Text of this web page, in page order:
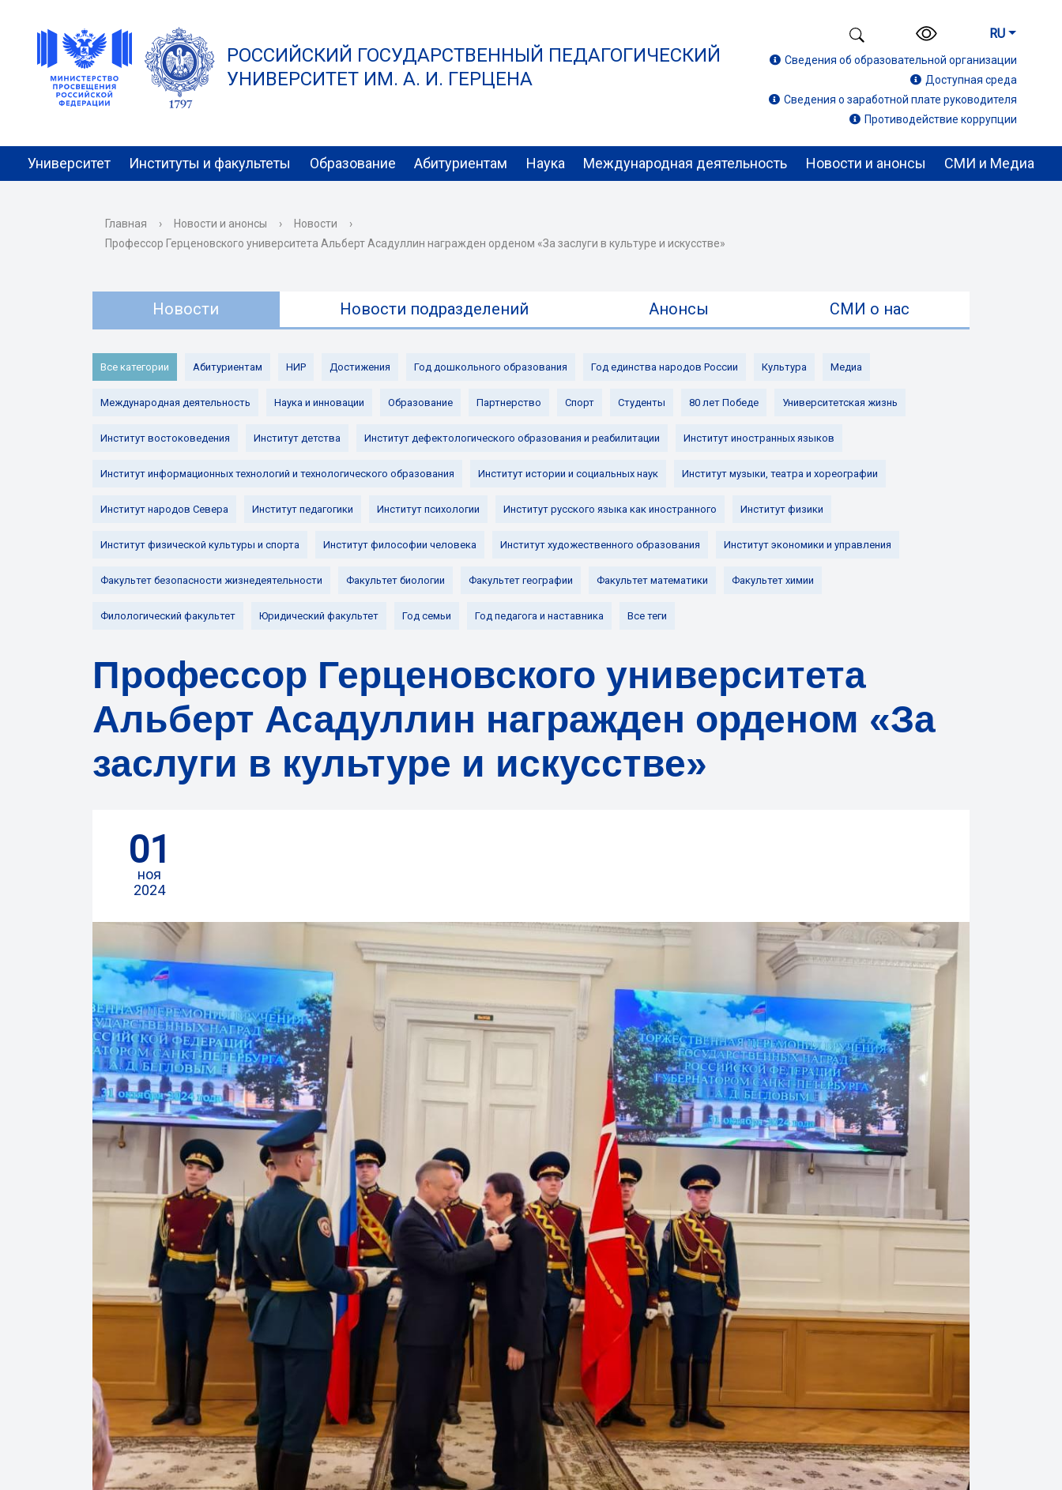
РОССИЙСКИЙ ГОСУДАРСТВЕННЫЙ ПЕДАГОГИЧЕСКИЙ
УНИВЕРСИТЕТ ИМ. А. И. ГЕРЦЕНА
RU
Сведения об образовательной организации
Доступная среда
Сведения о заработной плате руководителя
Противодействие коррупции
Университет Институты и факультеты Образование Абитуриентам Наука Международная деятельность Новости и анонсы СМИ и Медиа
Главная › Новости и анонсы › Новости
›
Профессор Герценовского университета Альберт Асадуллин награжден орденом «За заслуги в культуре и искусстве»
Новости Новости подразделений Анонсы СМИ о нас
Все категории Абитуриентам НИР Достижения Год дошкольного образования Год единства народов России Культура Медиа
Международная деятельность Наука и инновации Образование Партнерство Спорт Студенты 80 лет Победе Университетская жизнь
Институт востоковедения Институт детства Институт дефектологического образования и реабилитации Институт иностранных языков
Институт информационных технологий и технологического образования Институт истории и социальных наук Институт музыки, театра и хореографии
Институт народов Севера Институт педагогики Институт психологии Институт русского языка как иностранного Институт физики
Институт физической культуры и спорта Институт философии человека Институт художественного образования Институт экономики и управления
Факультет безопасности жизнедеятельности Факультет биологии Факультет географии Факультет математики Факультет химии
Филологический факультет Юридический факультет Год семьи Год педагога и наставника Все теги
Профессор Герценовского университета
Альберт Асадуллин награжден орденом «За
заслуги в культуре и искусстве»
01
ноя
2024